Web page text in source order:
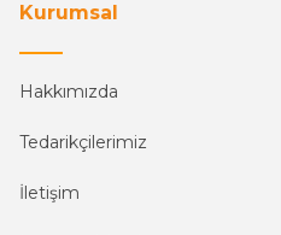
Kurumsal
Hakkımızda
Tedarikçilerimiz
İletişim